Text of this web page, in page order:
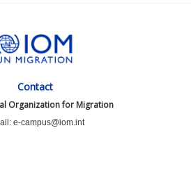
Contact
Organization for Migration
e-campus@iom.int